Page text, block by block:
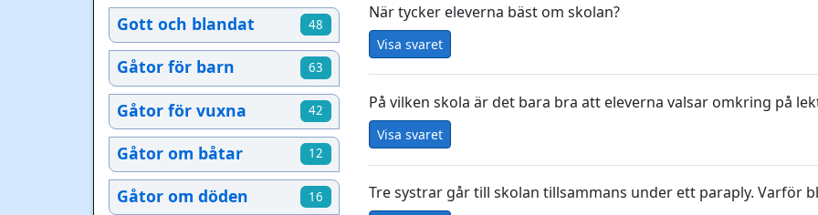
Gott och blandat 48
Gåtor för barn 63
Gåtor för vuxna 42
Gåtor om båtar 12
Gåtor om döden 16
När tycker eleverna bäst om skolan?
Visa svaret
På vilken skola är det bara bra att eleverna valsar omkring på
Visa svaret
Tre systrar går till skolan tillsammans under ett paraply. Varför